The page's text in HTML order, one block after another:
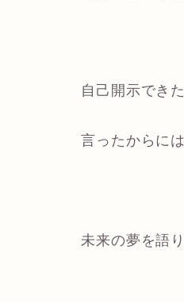
自己開示でき
言ったからに
未来の夢を語